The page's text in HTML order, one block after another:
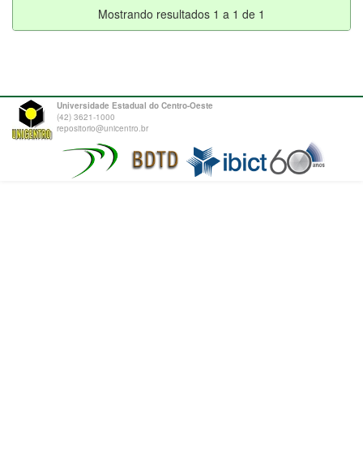
Mostrando resultados 1 a 1 de 1
Universidade Estadual do Centro-Oeste
(42) 3621-1000
repositorio@unicentro.br